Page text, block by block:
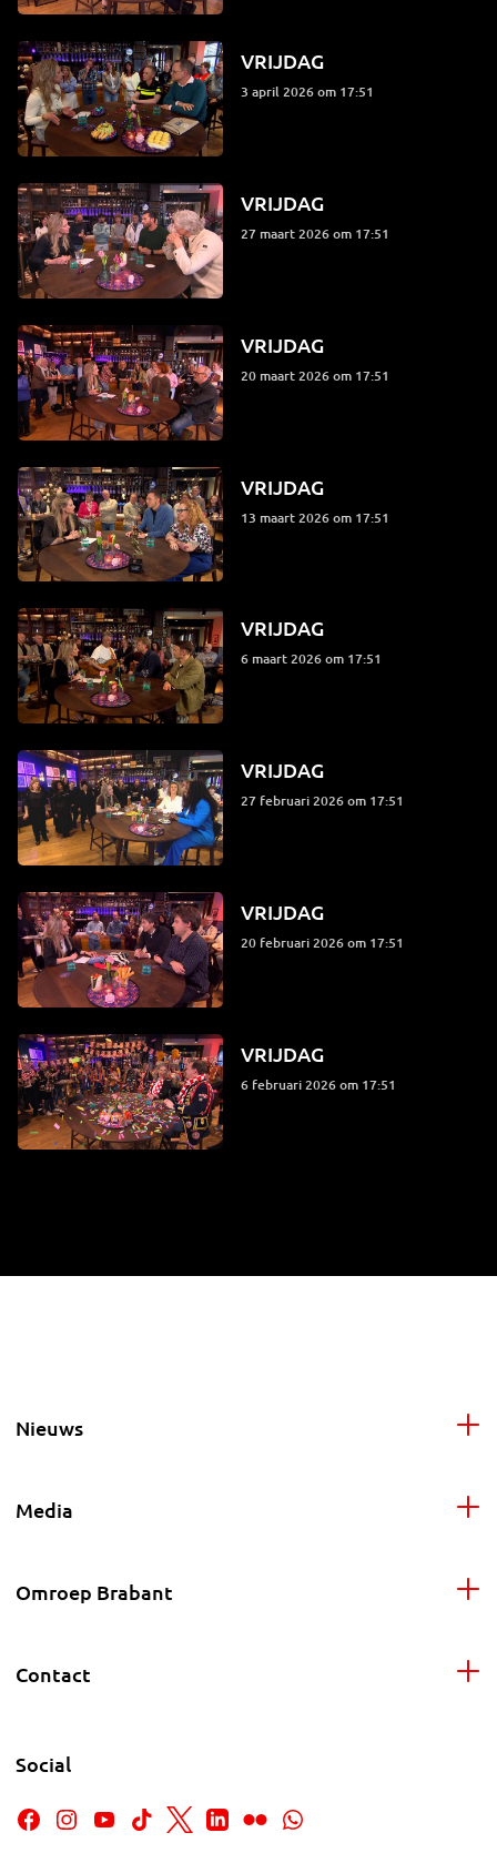
VRIJDAG
3 april 2026 om 17:51
VRIJDAG
27 maart 2026 om 17:51
VRIJDAG
20 maart 2026 om 17:51
VRIJDAG
13 maart 2026 om 17:51
VRIJDAG
6 maart 2026 om 17:51
VRIJDAG
27 februari 2026 om 17:51
VRIJDAG
20 februari 2026 om 17:51
VRIJDAG
6 februari 2026 om 17:51
Nieuws
Media
Omroep Brabant
Contact
Social